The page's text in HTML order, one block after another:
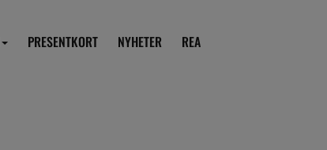
PRESENTKORT NYHETER REA